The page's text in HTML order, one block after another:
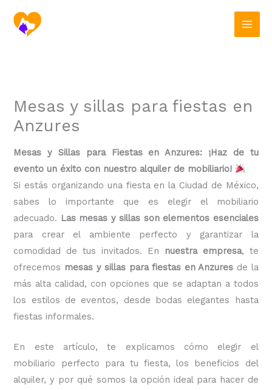
contenido
Mesas y sillas para fiestas en
Anzures
Mesas y Sillas para Fiestas en Anzures: ¡Haz de tu
evento un éxito con nuestro alquiler de mobiliario!
Si estás organizando una fiesta en la Ciudad de México,
sabes lo importante que es elegir el mobiliario
adecuado. Las mesas y sillas son elementos esenciales
para crear el ambiente perfecto y garantizar la
comodidad de tus invitados. En
nuestra empresa, te
ofrecemos mesas y sillas para fiestas en Anzures de la
más alta calidad, con opciones que se adaptan a todos
los estilos de eventos, desde bodas elegantes hasta
fiestas informales.
En este artículo, te explicamos cómo elegir el
mobiliario perfecto para tu fiesta, los beneficios del
alquiler, y por qué somos la opción ideal para hacer de